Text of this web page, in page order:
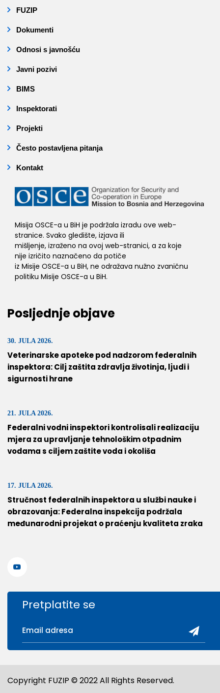
FUZIP
Dokumenti
Odnosi s javnošću
Javni pozivi
BIMS
Inspektorati
Projekti
Često postavljena pitanja
Kontakt
Misija OSCE-a u BiH je podržala izradu ove web-
stranice. Svako gledište, izjava ili
mišljenje, izraženo na ovoj web-stranici, a za koje
nije izričito naznačeno da potiče
iz Misije OSCE-a u BiH, ne odražava nužno zvaničnu
politiku Misije OSCE-a u BiH.
Posljednje objave
30. JULA 2026.
Veterinarske apoteke pod nadzorom federalnih
inspektora: Cilj zaštita zdravlja životinja, ljudi i
sigurnosti hrane
21. JULA 2026.
Federalni vodni inspektori kontrolisali realizaciju
mjera za upravljanje tehnološkim otpadnim
vodama s ciljem zaštite voda i okoliša
17. JULA 2026.
Stručnost federalnih inspektora u službi nauke i
obrazovanja: Federalna inspekcija podržala
međunarodni projekat o praćenju kvaliteta zraka
Pretplatite se
Copyright FUZIP © 2022 All Rights Reserved.